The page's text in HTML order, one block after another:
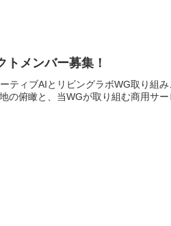
メンバー募集！
ティブAIとリビングラボWG取り
の俯瞰と、当WGが取り組む商用サー